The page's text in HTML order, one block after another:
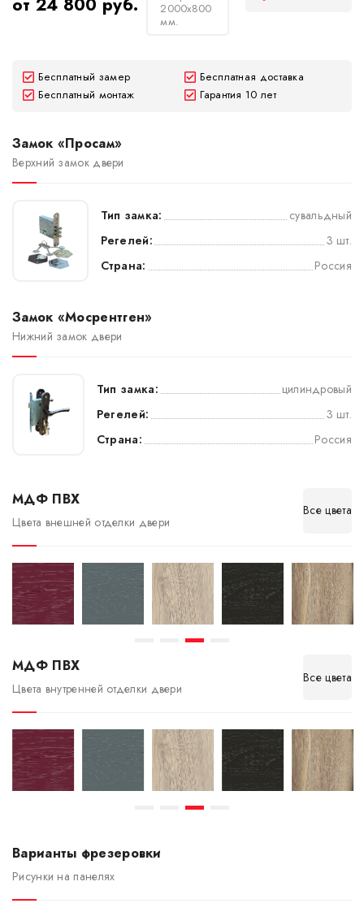
от 24 800 руб.
2000х800
мм.
Бесплатный замер
Бесплатная доставка
Бесплатный монтаж
Гарантия 10 лет
Замок «Просам»
Верхний замок двери
Тип замка:
сувальдный
Регелей:
3 шт.
Страна:
Россия
Замок «Мосрентген»
Нижний замок двери
Тип замка:
цилиндровый
Регелей:
3 шт.
Страна:
Россия
МДФ ПВХ
Цвета внешней отделки двери
Все цвета
МДФ ПВХ
Цвета внутренней отделки двери
Все цвета
Варианты фрезеровки
Рисунки на панелях